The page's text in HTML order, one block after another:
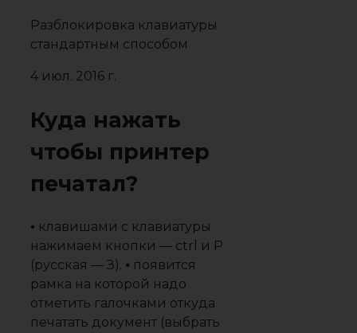
Разблокировка клавиатуры
стандартным способом
4 июл. 2016 г.
Куда нажать
чтобы принтер
печатал?
⦁ клавишами с клавиатуры
нажимаем кнопки — ctrl и P
(русская — З). ⦁ появится
рамка на которой надо
отметить галочками откуда
печатать документ (выбрать